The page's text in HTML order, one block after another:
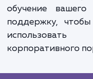
почту,
многое другое.
с
вашей компании